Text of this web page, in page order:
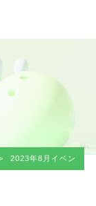
2023年8月イベントカ